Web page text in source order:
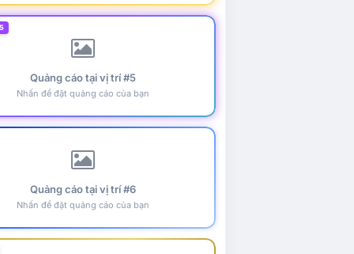
Quảng cáo tại vị trí #5
Nhấn để đặt quảng cáo của bạn
Quảng cáo tại vị trí #6
Nhấn để đặt quảng cáo của bạn